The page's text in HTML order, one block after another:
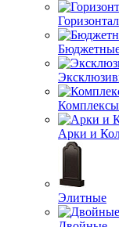
Комплексы
Арки и
Элитные